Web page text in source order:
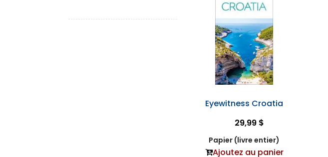
Eyewitness Croatia
29,99 $
Papier (livre entier)
Ajoutez au panier